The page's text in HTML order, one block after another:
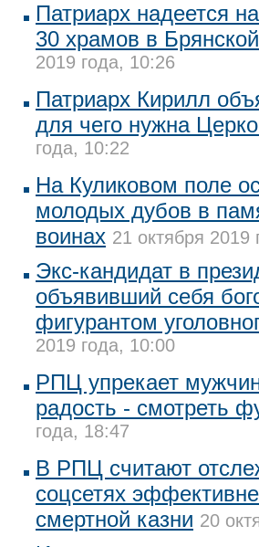
Патриарх надеется
30 храмов в
2019 года, 10:26
Патриарх Кирилл
для чего нужна
года, 10:22
На Куликовом поле
молодых дубов в
воинах 21 октября 2019
Экс-кандидат в
объявивший себя
фигурантом
2019 года, 10:00
РПЦ упрекает
радость - смотреть
года, 18:47
В РПЦ считают
соцсетях
смертной казни 20